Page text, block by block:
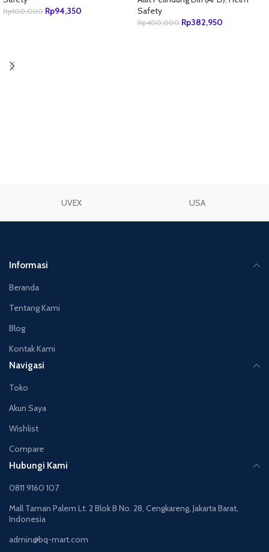
Rp100,000 Rp94,350
Safety
Rp400,000 Rp382,950
UVEX USA
Informasi
Beranda
Tentang Kami
Blog
Kontak Kami
Navigasi
Toko
Akun Saya
Wishlist
Compare
Hubungi Kami
0811 9160 107
Mall Taman Palem Lt. 2 Blok B No. 28, Cengkareng, Jakarta Barat,
Indonesia
admin@bq-mart.com